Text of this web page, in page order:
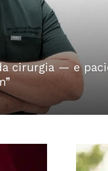
cirurgia — e